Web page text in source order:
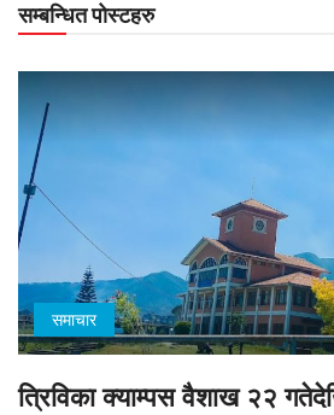
सम्बन्धित पोस्टहरु
समाचार
त्रिविका क्याम्पस वैशाख २२